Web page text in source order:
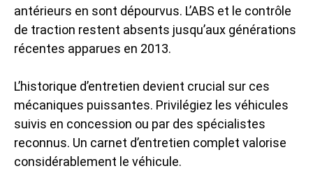
antérieurs en sont dépourvus. L’ABS et le contrôle
de traction restent absents jusqu’aux générations
récentes apparues en 2013.
L’historique d’entretien devient crucial sur ces
mécaniques puissantes. Privilégiez les véhicules
suivis en concession ou par des spécialistes
reconnus. Un carnet d’entretien complet valorise
considérablement le véhicule.